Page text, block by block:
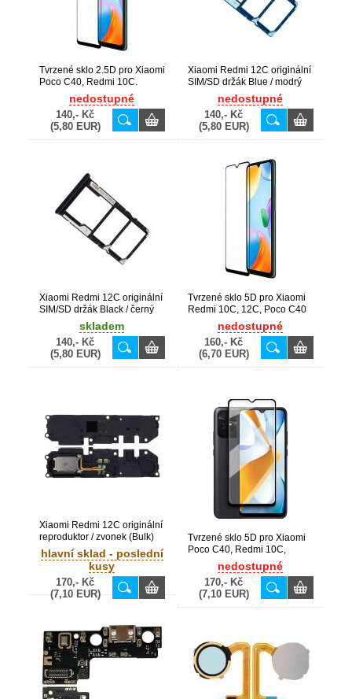
Tvrzené sklo 2.5D pro Xiaomi
Poco C40, Redmi 10C.
Redmi 12Cnedostupné
140,- Kč
(5,80 EUR)
Xiaomi Redmi 12C originální
SIM/SD držák Blue / modrý
nedostupné
140,- Kč
(5,80 EUR)
Xiaomi Redmi 12C originální
SIM/SD držák Black / černý
skladem
140,- Kč
(5,80 EUR)
Tvrzené sklo 5D pro Xiaomi
Redmi 10C, 12C, Poco C40
nedostupné
160,- Kč
(6,70 EUR)
Xiaomi Redmi 12C originální
reproduktor / zvonek (Bulk)
hlavní sklad - poslední
kusy
170,- Kč
(7,10 EUR)
Tvrzené sklo 5D pro Xiaomi
Poco C40, Redmi 10C,
Redmi 12Cnedostupné
170,- Kč
(7,10 EUR)